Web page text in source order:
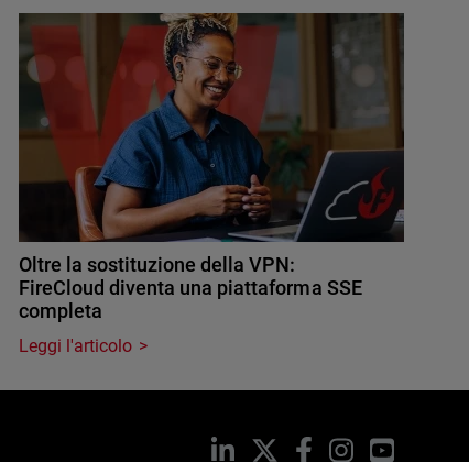
Oltre la sostituzione della VPN:
FireCloud diventa una piattaforma SSE
completa
Leggi l'articolo
LinkedIn Facebook
InstagramYouTube